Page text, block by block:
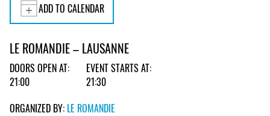
ADD TO CALENDAR
LE ROMANDIE – LAUSANNE
DOORS OPEN AT:
21:00
EVENT STARTS AT:
21:30
ORGANIZED BY: LE ROMANDIE